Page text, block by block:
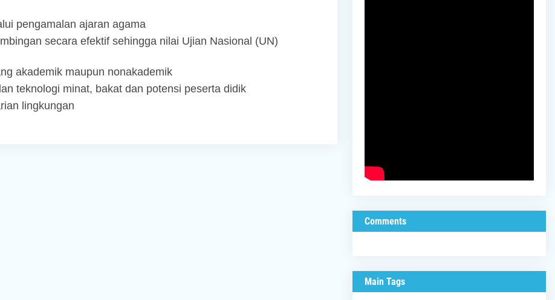
pengamalan ajaran agama
secara efektif sehingga nilai Ujian Nasional (UN)
akademik maupun nonakademik
teknologi minat, bakat dan potensi peserta didik
lingkungan
Comments
Main Tags